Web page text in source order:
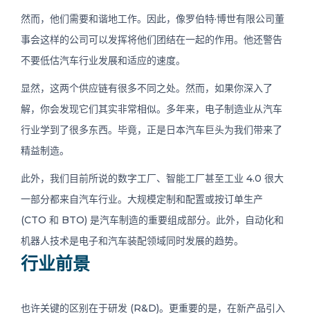
然而，他们需要和谐地工作。因此，像罗伯特·博世有限公司董
事会这样的公司可以发挥将他们团结在一起的作用。他还警告
不要低估汽车行业发展和适应的速度。
显然，这两个供应链有很多不同之处。然而，如果你深入了
解，你会发现它们其实非常相似。多年来，电子制造业从汽车
行业学到了很多东西。毕竟，正是日本汽车巨头为我们带来了
精益制造。
此外，我们目前所说的数字工厂、智能工厂甚至工业 4.0 很大
一部分都来自汽车行业。大规模定制和配置或按订单生产
(CTO 和 BTO) 是汽车制造的重要组成部分。此外，自动化和
机器人技术是电子和汽车装配领域同时发展的趋势。
行业前景
也许关键的区别在于研发 (R&D)。更重要的是，在新产品引入